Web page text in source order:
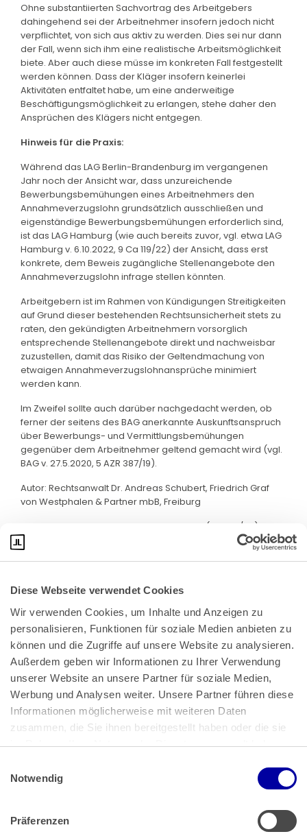
Diese Webseite verwendet Cookies
Wir verwenden Cookies, um Inhalte und Anzeigen zu
personalisieren, Funktionen für soziale Medien anbieten zu
können und die Zugriffe auf unsere Website zu analysieren.
Außerdem geben wir Informationen zu Ihrer Verwendung
unserer Website an unsere Partner für soziale Medien,
Werbung und Analysen weiter. Unsere Partner führen diese
Informationen möglicherweise mit weiteren Daten
zusammen, die Sie ihnen bereitgestellt haben oder die sie
im Rahmen Ihrer Nutzung der Dienste gesammelt haben.
Impressum
Notwendig
Präferenzen
Ohne substantiierten Sachvortrag des Arbeitgebers
dahingehend sei der Arbeitnehmer insofern jedoch nicht
verpflichtet, von sich aus aktiv zu werden. Dies sei nur dann
der Fall, wenn sich ihm eine realistische Arbeitsmöglichkeit
biete. Aber auch diese müsse im konkreten Fall festgestellt
werden können. Dass der Kläger insofern keinerlei
Aktivitäten entfaltet habe, um eine anderweitige
Beschäftigungsmöglichkeit zu erlangen, stehe daher den
Ansprüchen des Klägers nicht entgegen.
Hinweis für die Praxis:
Während das LAG Berlin-Brandenburg im vergangenen
Jahr noch der Ansicht war, dass unzureichende
Bewerbungsbemühungen eines Arbeitnehmers den
Annahmeverzugslohn grundsätzlich ausschließen und
eigenständige Bewerbungsbemühungen erforderlich sind,
ist das LAG Hamburg (wie auch bereits zuvor, vgl. etwa LAG
Hamburg v. 6.10.2022, 9 Ca 119/22) der Ansicht, dass erst
konkrete, dem Beweis zugängliche Stellenangebote den
Annahmeverzugslohn infrage stellen könnten.
Arbeitgebern ist im Rahmen von Kündigungen Streitigkeiten
auf Grund dieser bestehenden Rechtsunsicherheit stets zu
raten, den gekündigten Arbeitnehmern vorsorglich
entsprechende Stellenangebote direkt und nachweisbar
zuzustellen, damit das Risiko der Geltendmachung von
etwaigen Annahmeverzugslohnansprüche minimiert
werden kann.
Im Zweifel sollte auch darüber nachgedacht werden, ob
ferner der seitens des BAG anerkannte Auskunftsanspruch
über Bewerbungs- und Vermittlungsbemühungen
gegenüber dem Arbeitnehmer geltend gemacht wird (vgl.
BAG v. 27.5.2020, 5 AZR 387/19).
Autor: Rechtsanwalt Dr. Andreas Schubert, Friedrich Graf
von Westphalen & Partner mbB, Freiburg
Quelle: LAG Hamburg, Urteil vom 6.4.2023 (8 Sa 51/22) – rkr.
Bundeskanzlerplatz 2
53113 Bonn
Pressemitteilungen|AGB
Impressum|Datenschutz